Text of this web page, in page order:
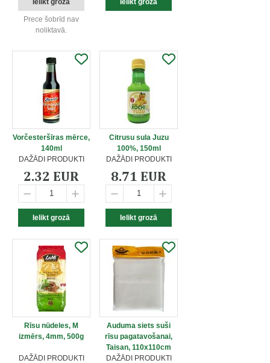
Prece šobrīd nav
noliktavā.
Vorčesteršīras mērce,
140ml
DAŽĀDI PRODUKTI
2.32 EUR
Citrusu sula Juzu
100%, 150ml
DAŽĀDI PRODUKTI
8.71 EUR
Rīsu nūdeles, M
izmērs, 4mm, 500g
DAŽĀDI PRODUKTI
Auduma siets suši
rīsu pagatavošanai,
Taisan, 110x110cm
DAŽĀDI PRODUKTI